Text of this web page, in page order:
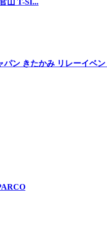
パン きたかみ リレーイベン